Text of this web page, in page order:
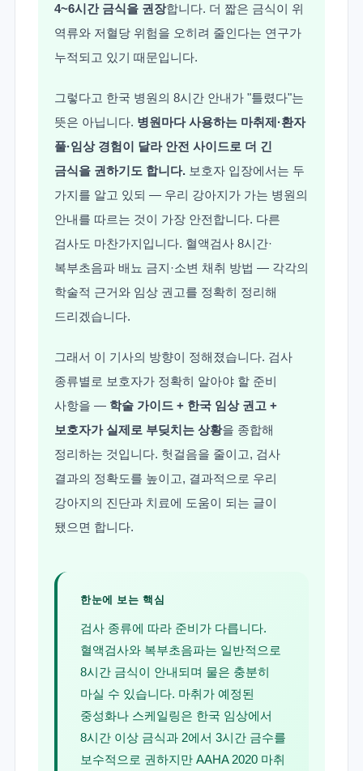
4~6시간 금식을 권장합니다. 더 짧은 금식이 위
역류와 저혈당 위험을 오히려 줄인다는 연구가
누적되고 있기 때문입니다.
그렇다고 한국 병원의 8시간 안내가 "틀렸다"는
뜻은 아닙니다. 병원마다 사용하는 마취제·환자
풀·임상 경험이 달라 안전 사이드로 더 긴
금식을 권하기도 합니다.보호자 입장에서는 두
가지를 알고 있되 — 우리 강아지가 가는 병원의
안내를 따르는 것이 가장 안전합니다. 다른
검사도 마찬가지입니다. 혈액검사 8시간·
복부초음파 배뇨 금지·소변 채취 방법 — 각각의
학술적 근거와 임상 권고를 정확히 정리해
드리겠습니다.
그래서 이 기사의 방향이 정해졌습니다. 검사
종류별로 보호자가 정확히 알아야 할 준비
사항을 — 학술 가이드 + 한국 임상 권고 +
보호자가 실제로 부딪치는 상황을 종합해
정리하는 것입니다. 헛걸음을 줄이고, 검사
결과의 정확도를 높이고, 결과적으로 우리
강아지의 진단과 치료에 도움이 되는 글이
됐으면 합니다.
한눈에 보는 핵심
검사 종류에 따라 준비가 다릅니다.
혈액검사와 복부초음파는 일반적으로
8시간 금식이 안내되며 물은 충분히
마실 수 있습니다. 마취가 예정된
중성화나 스케일링은 한국 임상에서
8시간 이상 금식과 2에서 3시간 금수를
보수적으로 권하지만 AAHA 2020 마취